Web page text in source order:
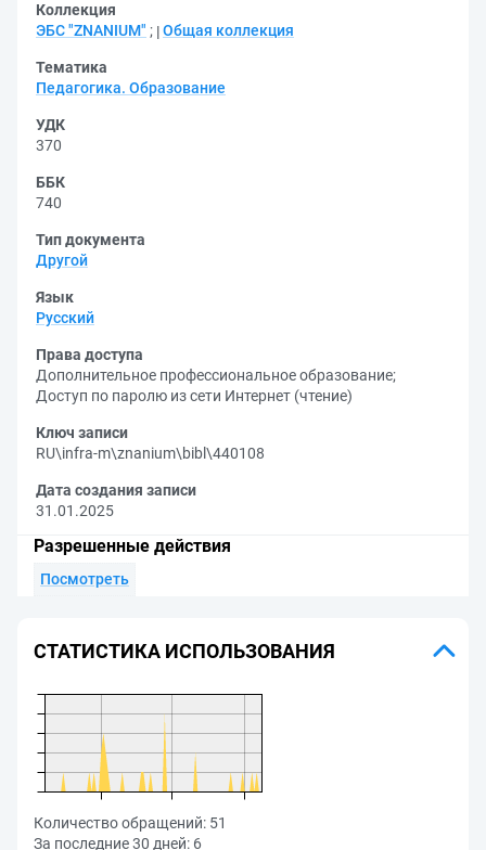
Коллекция
ЭБС "ZNANIUM" ; Общая коллекция
Тематика
Педагогика. Образование
УДК
370
ББК
740
Тип документа
Другой
Язык
Русский
Права доступа
Дополнительное профессиональное образование;
Доступ по паролю из сети Интернет (чтение)
Ключ записи
RU\infra-m\znanium\bibl\440108
Дата создания записи
31.01.2025
Разрешенные действия
Посмотреть
СТАТИСТИКА ИСПОЛЬЗОВАНИЯ
Количество обращений: 51
За последние 30 дней: 6